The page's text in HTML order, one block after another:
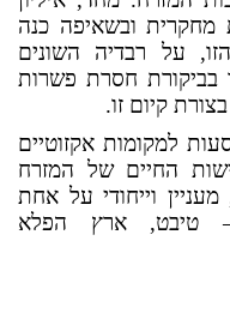
מחקרית ובשאיפה כנה
על רבדיה השונים
בביקורת חסרת פשרות
קיום זו.
למקומות אקזוטיים
החיים של המזרח
וייחודי על אחת
טיבט, ארץ הפלא